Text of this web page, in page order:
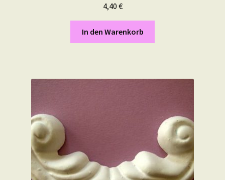
4,40 €
In den Warenkorb